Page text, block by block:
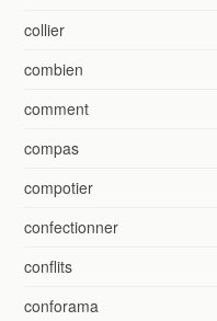
collier
combien
comment
compas
compotier
confectionner
conflits
conforama